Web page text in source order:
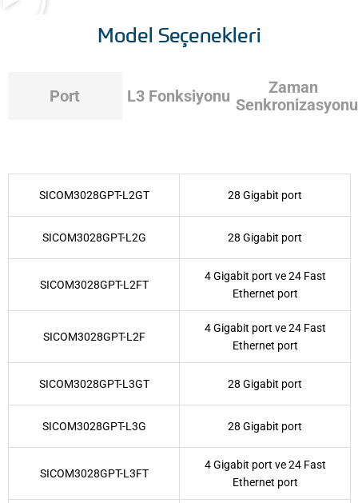
Model Seçenekleri
Port L3 Fonksiyonu
Zaman
Senkronizasyonu
SICOM3028GPT-L2GT 28 Gigabit port
SICOM3028GPT-L2G 28 Gigabit port
SICOM3028GPT-L2FT
4 Gigabit port ve 24 Fast
Ethernet port
SICOM3028GPT-L2F
4 Gigabit port ve 24 Fast
Ethernet port
SICOM3028GPT-L3GT 28 Gigabit port
SICOM3028GPT-L3G 28 Gigabit port
SICOM3028GPT-L3FT
4 Gigabit port ve 24 Fast
Ethernet port